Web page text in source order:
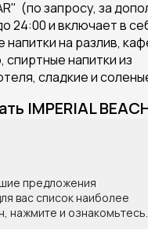
(по запросу, за
24:00 и включает в
напитки на разлив,
спиртные напитки из
сладкие и
IMPERIAL
предложения
вас список наиболее
нажмите и ознакомьтесь.